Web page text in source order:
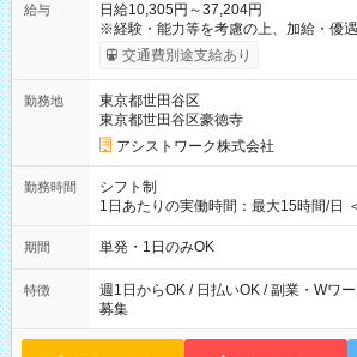
給与
日給10,305円～37,204円
※経験・能力等を考慮の上、加給・優遇いたし
間】試用期間なし
交通費別途支給あり
勤務地
東京都世田谷区
東京都世田谷区豪徳寺
アシストワーク株式会社
勤務時間
シフト制
1日あたりの実働時間：最大15時間/日
勤務 勤務：月・水・金 休み：火・木・土・日 好きな
可能です！ ※1日あたりの最大実働時間は日勤、夜勤共に勤務し
期間 単発・1日のみOK
特徴
週1日からOK / 日払いOK / 副業・Wワ
募集